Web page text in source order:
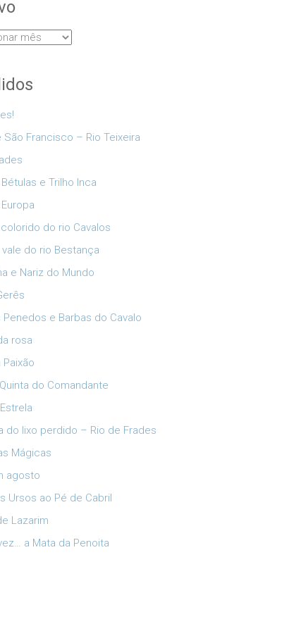
São Francisco – Rio Teixeira
e Trilho Inca
do rio Cavalos
do rio Bestança
e Nariz do Mundo
Penedos e Barbas do Cavalo
rosa
do Comandante
do lixo perdido – Rio de Frades
Mágicas
agosto
Ursos ao Pé de Cabril
Lazarim
a Mata da Penoita